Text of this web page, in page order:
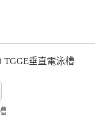
TGGE垂直電泳槽